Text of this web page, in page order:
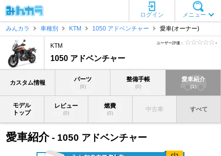
メニュー
ログイン
みんカラ
車種別 KTM 1050 アドベンチャー 愛車(オーナー)
KTM
1050 アドベンチャー
ユーザー評価： -
カスタム情報 パーツ
(6)
整備手帳
(0)
愛車紹介
(1)
モデル
トップ
レビュー
(0)
燃費
(0)
中古車 すべて
愛車紹介- 1050 アドベンチャー